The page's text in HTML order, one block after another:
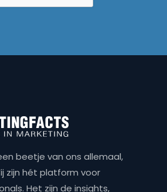
beetje van ons allemaal,
zijn hét platform voor
Het zijn de insights,